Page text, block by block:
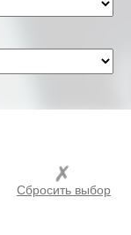
Сбросить выбор